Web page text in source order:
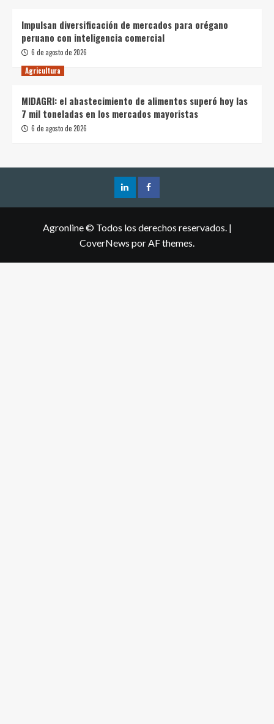
Impulsan diversificación de mercados para orégano
peruano con inteligencia comercial
6 de agosto de 2026
Agricultura
MIDAGRI: el abastecimiento de alimentos superó hoy las
7 mil toneladas en los mercados mayoristas
6 de agosto de 2026
Agronline © Todos los derechos reservados. |
CoverNews por AF themes.